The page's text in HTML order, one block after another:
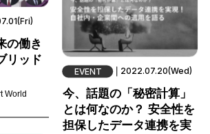
の働き
リッド
World
EVENT 2022.07.20(Wed)
今、話題の「秘密計算」
とは何なのか？ 安全性を
担保したデータ連携を実